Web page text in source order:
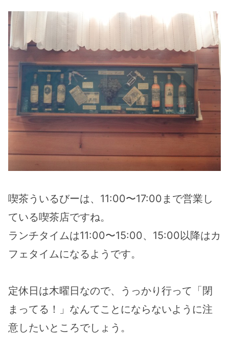
喫茶ういるびーは、11:00〜17:00まで営業し
ている喫茶店ですね。
ランチタイムは11:00〜15:00、15:00以降はカ
フェタイムになるようです。
定休日は木曜日なので、うっかり行って「閉
まってる！」なんてことにならないように注
意したいところでしょう。